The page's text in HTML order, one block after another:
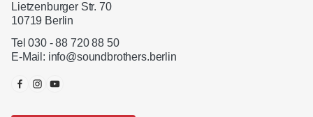
Lietzenburger Str. 70
10719 Berlin
Tel 030 - 88 720 88 50
E-Mail: info@soundbrothers.berlin